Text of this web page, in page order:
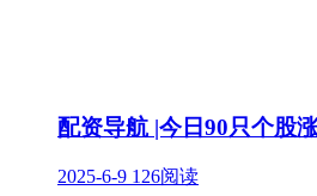
配资导航 |今日90只个股
2025-6-9 126阅读